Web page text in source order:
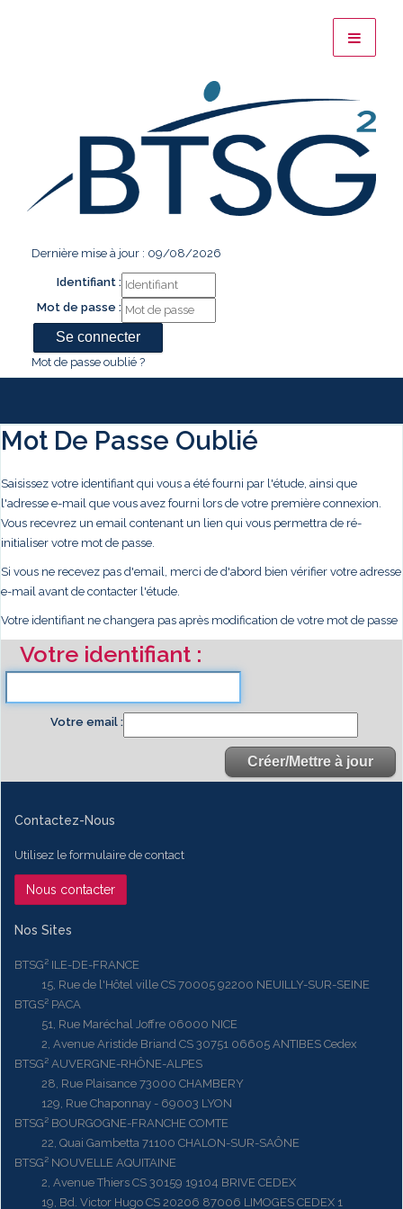
Dernière mise à jour : 09/08/2026
Identifiant :
Mot de passe :
Mot de passe oublié ?
Mot De Passe Oublié
Saisissez votre identifiant qui vous a été fourni par l'étude, ainsi que
l'adresse e-mail que vous avez fourni lors de votre première connexion.
Vous recevrez un email contenant un lien qui vous permettra de ré-
initialiser votre mot de passe.
Si vous ne recevez pas d'email, merci de d'abord bien vérifier votre adresse
e-mail avant de contacter l'étude.
Votre identifiant ne changera pas après modification de votre mot de passe
Votre identifiant
Votre email
Contactez-Nous
Utilisez le formulaire de contact
Nous contacter
Nos Sites
BTSG² ILE-DE-FRANCE
15, Rue de l'Hôtel ville CS 70005 92200 NEUILLY-SUR-SEINE
BTGS² PACA
51, Rue Maréchal Joffre 06000 NICE
2, Avenue Aristide Briand CS 30751 06605 ANTIBES Cedex
BTSG² AUVERGNE-RHÔNE-ALPES
28, Rue Plaisance 73000 CHAMBERY
129, Rue Chaponnay - 69003 LYON
BTSG² BOURGOGNE-FRANCHE COMTE
22, Quai Gambetta 71100 CHALON-SUR-SAÔNE
BTSG² NOUVELLE AQUITAINE
2, Avenue Thiers CS 30159 19104 BRIVE CEDEX
19, Bd. Victor Hugo CS 20206 87006 LIMOGES CEDEX 1